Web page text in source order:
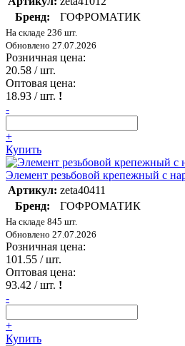
Бренд:
ГОФРОМАТИК
На складе 236 шт.
Обновлено 27.07.2026
Розничная цена:
20.58 / шт.
Оптовая цена:
18.93 / шт. !
-
+
Купить
Элемент резьбовой крепежный с
Артикул: zeta40411
Бренд:
ГОФРОМАТИК
На складе 845 шт.
Обновлено 27.07.2026
Розничная цена:
101.55 / шт.
Оптовая цена:
93.42 / шт. !
-
+
Купить